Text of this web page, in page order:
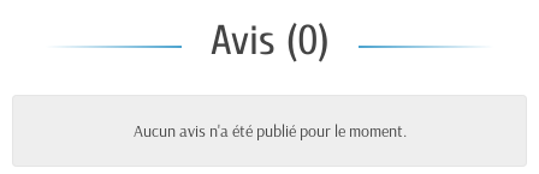
Avis (0)
Aucun avis n'a été publié pour le moment.